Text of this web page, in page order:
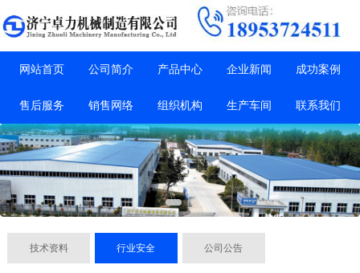
网站首页 公司简介 产品中心 企业新闻 成功案例
售后服务 销售网络 组织机构 生产车间 联系我们
技术资料 行业安全 公司公告